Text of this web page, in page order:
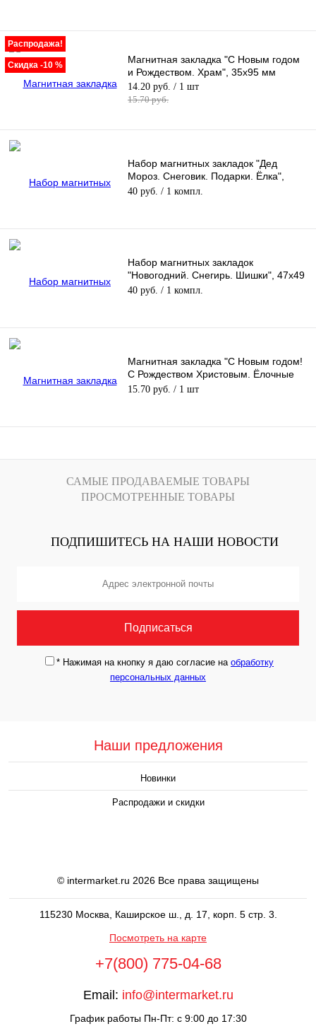
Распродажа!
Скидка -10 %
Магнитная закладка "С Новым годом
и Рождеством. Храм", 35х95 мм
14.20 руб. / 1 шт
15.70 руб.
Набор магнитных закладок "Дед
Мороз. Снеговик. Подарки. Ёлка",
47х49 мм, 4шт
40 руб. / 1 компл.
Набор магнитных закладок
"Новогодний. Снегирь. Шишки", 47х49
мм, 4 шт
40 руб. / 1 компл.
Магнитная закладка "С Новым годом!
С Рождеством Христовым. Ёлочные
шарики", 35х95 мм
15.70 руб. / 1 шт
САМЫЕ ПРОДАВАЕМЫЕ ТОВАРЫ
ПРОСМОТРЕННЫЕ ТОВАРЫ
ПОДПИШИТЕСЬ НА НАШИ НОВОСТИ
* Нажимая на кнопку я даю согласие на обработку
персональных данных
Наши предложения
Новинки
Распродажи и скидки
© intermarket.ru 2026 Все права защищены
115230 Москва, Каширское ш., д. 17, корп. 5 стр. 3.
Посмотреть на карте
+7(800) 775-04-68
Email: info@intermarket.ru
График работы Пн-Пт: с 9:00 до 17:30